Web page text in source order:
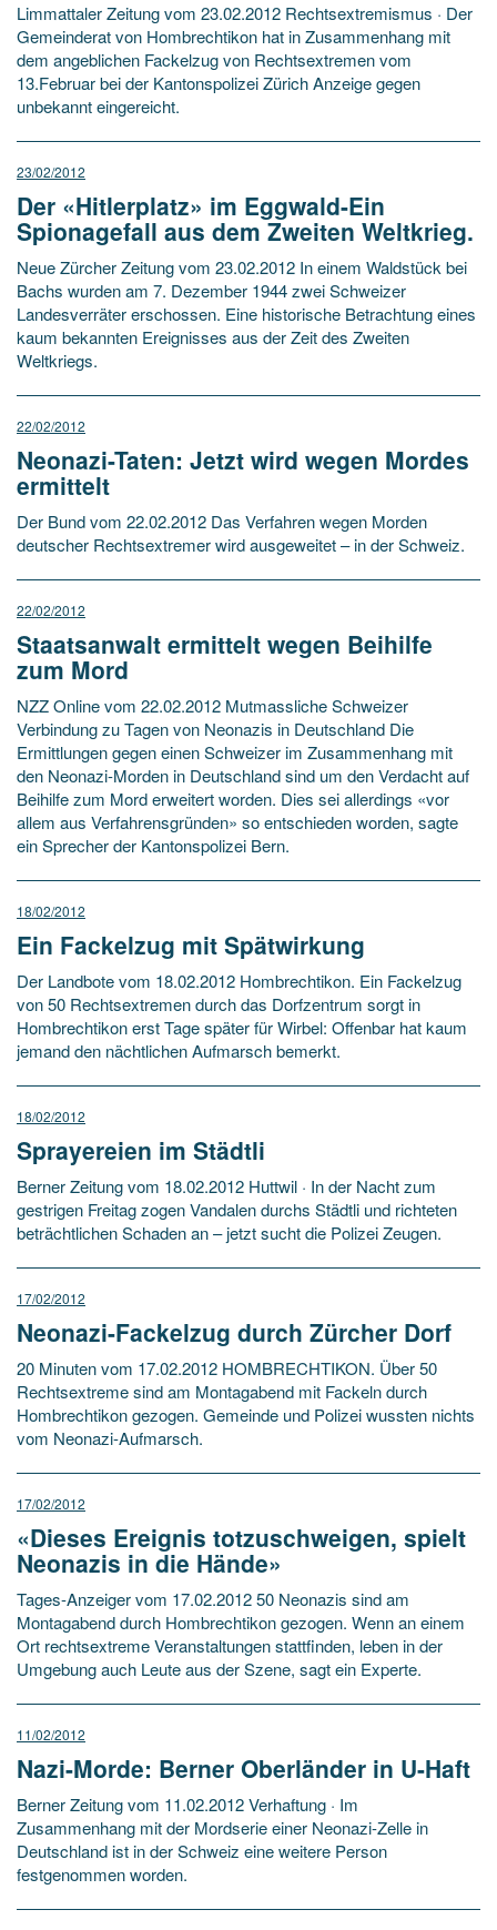
Limmattaler Zeitung vom 23.02.2012 Rechtsextremismus · Der
Gemeinderat von Hombrechtikon hat in Zusammenhang mit
dem angeblichen Fackelzug von Rechtsextremen vom
13.Februar bei der Kantonspolizei Zürich Anzeige gegen
unbekannt eingereicht.
23/02/2012
Der «Hitlerplatz» im Eggwald-Ein
Spionagefall aus dem Zweiten Weltkrieg.
Neue Zürcher Zeitung vom 23.02.2012 In einem Waldstück bei
Bachs wurden am 7. Dezember 1944 zwei Schweizer
Landesverräter erschossen. Eine historische Betrachtung eines
kaum bekannten Ereignisses aus der Zeit des Zweiten
Weltkriegs.
22/02/2012
Neonazi-Taten: Jetzt wird wegen Mordes
ermittelt
Der Bund vom 22.02.2012 Das Verfahren wegen Morden
deutscher Rechtsextremer wird ausgeweitet – in der Schweiz.
22/02/2012
Staatsanwalt ermittelt wegen Beihilfe
zum Mord
NZZ Online vom 22.02.2012 Mutmassliche Schweizer
Verbindung zu Tagen von Neonazis in Deutschland Die
Ermittlungen gegen einen Schweizer im Zusammenhang mit
den Neonazi-Morden in Deutschland sind um den Verdacht auf
Beihilfe zum Mord erweitert worden. Dies sei allerdings «vor
allem aus Verfahrensgründen» so entschieden worden, sagte
ein Sprecher der Kantonspolizei Bern.
18/02/2012
Ein Fackelzug mit Spätwirkung
Der Landbote vom 18.02.2012 Hombrechtikon. Ein Fackelzug
von 50 Rechtsextremen durch das Dorfzentrum sorgt in
Hombrechtikon erst Tage später für Wirbel: Offenbar hat kaum
jemand den nächtlichen Aufmarsch bemerkt.
18/02/2012
Sprayereien im Städtli
Berner Zeitung vom 18.02.2012 Huttwil · In der Nacht zum
gestrigen Freitag zogen Vandalen durchs Städtli und richteten
beträchtlichen Schaden an – jetzt sucht die Polizei Zeugen.
17/02/2012
Neonazi-Fackelzug durch Zürcher Dorf
20 Minuten vom 17.02.2012 HOMBRECHTIKON. Über 50
Rechtsextreme sind am Montagabend mit Fackeln durch
Hombrechtikon gezogen. Gemeinde und Polizei wussten nichts
vom Neonazi-Aufmarsch.
17/02/2012
«Dieses Ereignis totzuschweigen, spielt
Neonazis in die Hände»
Tages-Anzeiger vom 17.02.2012 50 Neonazis sind am
Montagabend durch Hombrechtikon gezogen. Wenn an einem
Ort rechtsextreme Veranstaltungen stattfinden, leben in der
Umgebung auch Leute aus der Szene, sagt ein Experte.
11/02/2012
Nazi-Morde: Berner Oberländer in U-Haft
Berner Zeitung vom 11.02.2012 Verhaftung · Im
Zusammenhang mit der Mordserie einer Neonazi-Zelle in
Deutschland ist in der Schweiz eine weitere Person
festgenommen worden.